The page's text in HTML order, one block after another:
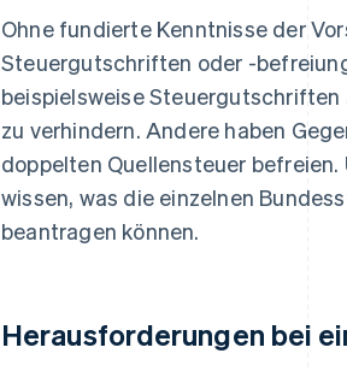
Ohne fundierte Kenntnisse der
Steuergutschriften oder -
beispielsweise
zu verhindern. Andere haben
doppelten Quellensteuer
wissen, was die einzelnen
beantragen können.
Herausforderungen bei